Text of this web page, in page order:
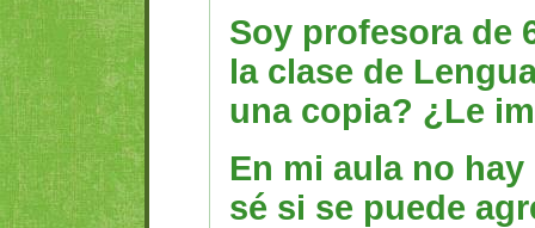
Soy profesora de
la clase de
una copia? ¿Le
En mi aula no
sé si se puede